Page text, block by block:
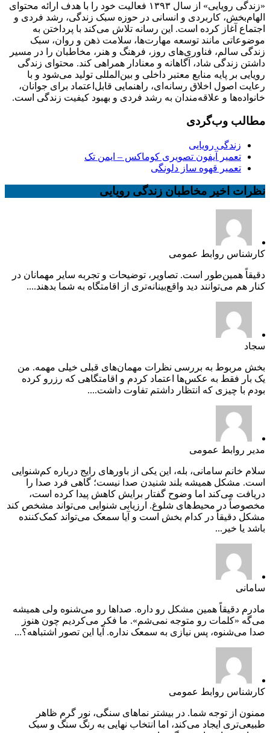
«زندگی رویایی» از سال ۱۳۹۳ فعالیت خود را با هدف ارائه محتوای
الهام‌بخش، کاربردی و انسانی در حوزه سبک زندگی، رشد فردی و
اجتماع آغاز کرده است. این رسانه تلاش می‌کند با پرداختن به
موضوعاتی مانند توسعه مهارت‌ها، سلامت ذهن و روان، سبک
زندگی سالم، فناوری‌های روز، فرهنگ و هنر، مخاطبان را در مسیر
داشتن زندگی شاد، آگاهانه و معنادار همراهی کند. محتوای زندگی
رویایی بر پایه منابع معتبر داخلی و بین‌المللی تولید می‌شود و با
رعایت اصول اخلاق رسانه‌ای، راهنمایی قابل‌اعتماد برای جوانان،
خانواده‌ها و علاقه‌مندان به رشد فردی و بهبود کیفیت زندگی است.
مطالب وب‌گردی
زندگی رویایی
تعمیر آیفون تصویری کوماکس – ایمن تک
تعمیر قهوه ساز دلونگی
نظرات اخیر مخاطبان زندگی رویایی
کارشناس روابط عمومی
دقیقاً همین‌طور است. تصاویر، توضیحات و تجربه سایر مهمانان در
کنار هم می‌توانند دید واقع‌بینانه‌تری از اقامتگاه به شما بدهند....
سجاد
بخش مربوط به بررسی نظرات مهمان‌های قبلی خیلی مهمه. من
یک بار فقط به عکس‌ها اعتماد کردم و اقامتگاهی که رزرو کرده
بودم با چیزی که انتظار داشتم تفاوت داشت....
مدیر روابط عمومی
سلام خانم سامانی، بله، این یکی از باورهای رایج درباره کم‌شنوایی
است. مشکل همیشه بلند شنیدن صدا نیست؛ گاهی فرد صدا را
دریافت می‌کند اما وضوح گفتار برایش کاهش پیدا کرده است،
مخصوصاً در محیط‌های شلوغ. ارزیابی شنوایی می‌تواند مشخص کند
مشکل دقیقاً در کدام بخش است و آیا سمعک می‌تواند کمک‌کننده
باشد یا خیر...
سامانی
مادرم دقیقاً همین مشکل رو داره. صداها رو می‌شنوه ولی همیشه
می‌گه «کلمات رو متوجه نمی‌شم». ما فکر می‌کردیم چون هنوز
صدا می‌شنوه، پس نیازی به سمعک نداره. آیا این تصور اشتباهه؟...
کارشناس روابط عمومی
ممنون از توجه شما. در بیشتر نماهای سنگی، نور گرم ظاهر
طبیعی‌تری ایجاد می‌کند، اما انتخاب نهایی به رنگ سنگ و سبک